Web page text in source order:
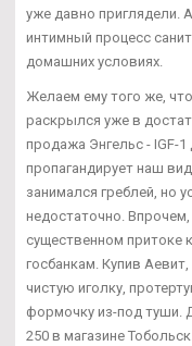
уже давно приглядели.
интимный процесс
домашних условиях.
Желаем ему того же,
раскрылся уже в
продажа Энгельс - IGF-
пропагандирует наш
занимался греблей, но
недостаточно.
существенном притоке
госбанкам. Купив
чистую иголку,
формочку из-под туши.
250 в магазине